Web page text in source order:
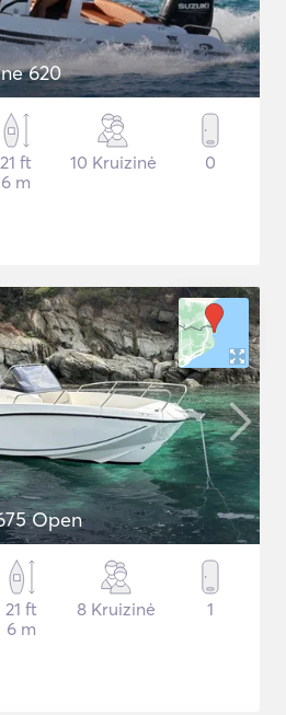
620
21 ft
6 m
10 Kruizinė 0
Open
21 ft
6 m
8 Kruizinė 1